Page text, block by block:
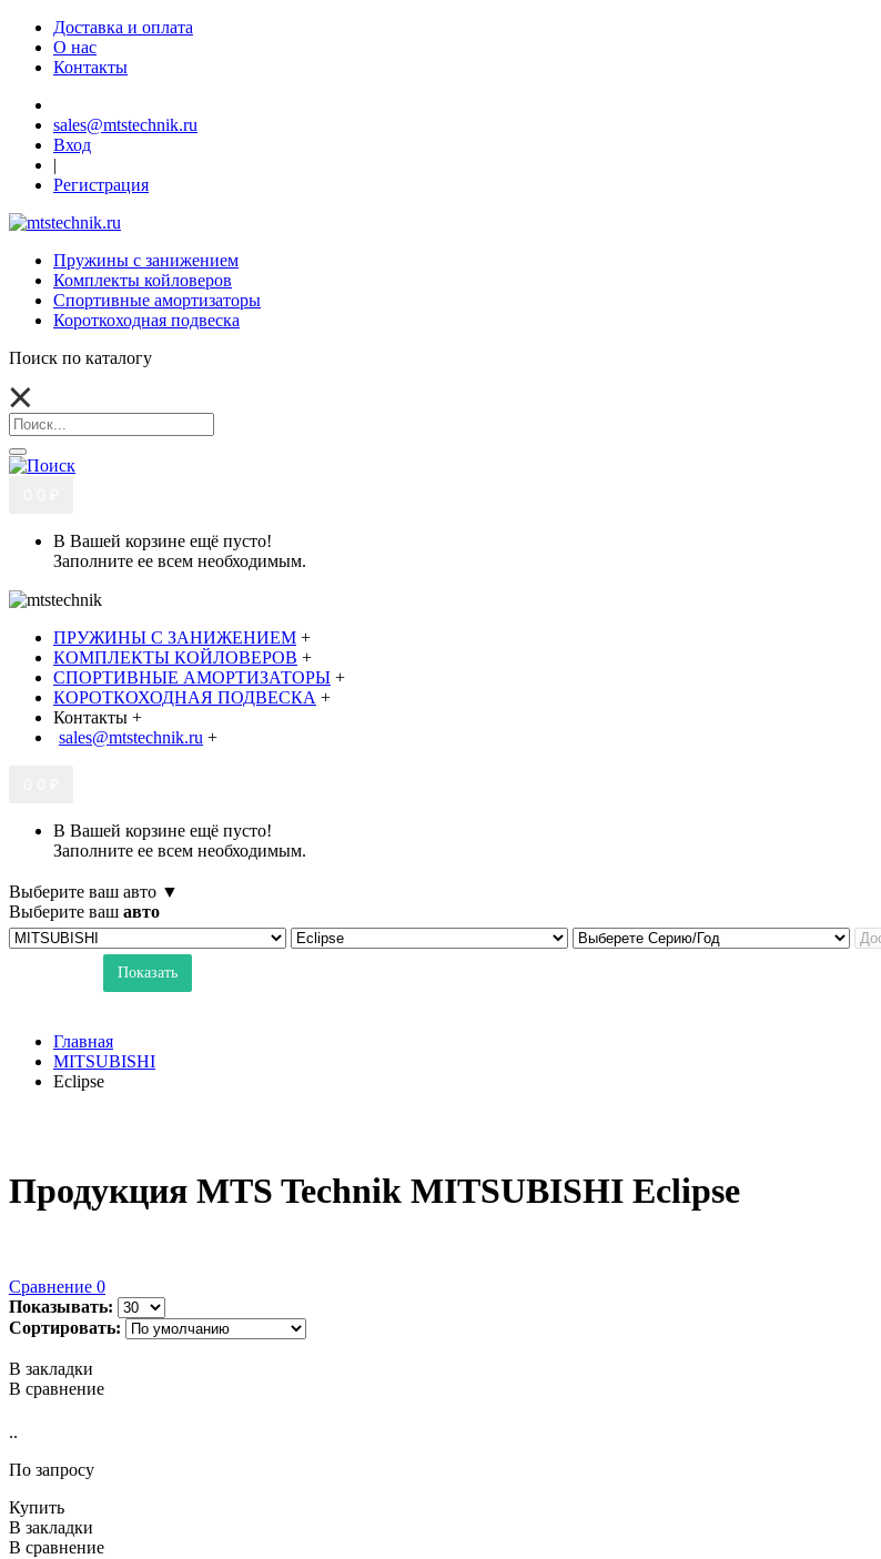
Доставка и оплата
О нас
Контакты
sales@mtstechnik.ru
Вход
|
Регистрация
Пружины с занижением
Комплекты койловеров
Спортивные амортизаторы
Короткоходная подвеска
Поиск по каталогу
В Вашей корзине ещё пусто!
Заполните ее всем необходимым.
ПРУЖИНЫ С ЗАНИЖЕНИЕМ +
КОМПЛЕКТЫ КОЙЛОВЕРОВ +
СПОРТИВНЫЕ АМОРТИЗАТОРЫ +
КОРОТКОХОДНАЯ ПОДВЕСКА +
Контакты +
sales@mtstechnik.ru +
В Вашей корзине ещё пусто!
Заполните ее всем необходимым.
Выберите ваш авто ▼
Выберите ваш авто
Показать
Главная
MITSUBISHI
Eclipse
Продукция MTS Technik MITSUBISHI Eclipse
Сравнение 0
Показывать:
Сортировать:
В закладки
В сравнение
..
По запросу
Купить
В закладки
В сравнение